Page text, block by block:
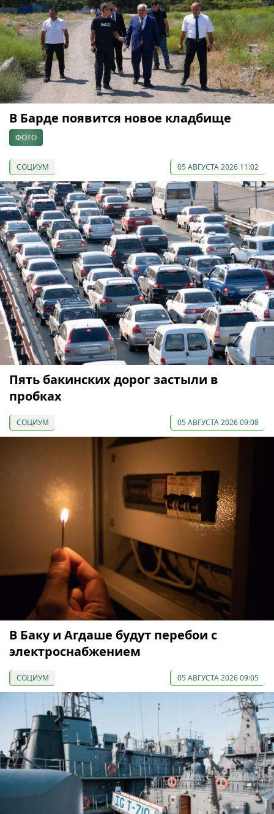
В Барде появится новое кладбище
ФОТО
СОЦИУМ 05 АВГУСТА 2026 11:02
Пять бакинских дорог застыли в
пробках
СОЦИУМ 05 АВГУСТА 2026 09:08
В Баку и Агдаше будут перебои с
электроснабжением
СОЦИУМ 05 АВГУСТА 2026 09:05